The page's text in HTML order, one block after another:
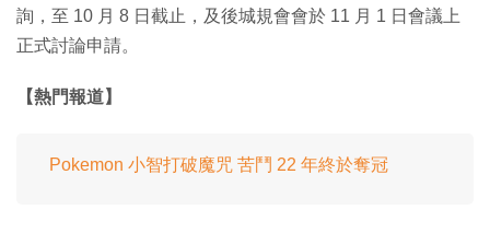
詢，至 10 月 8 日截止，及後城規會會於 11 月 1 日會議上
正式討論申請。
【熱門報道】
Pokemon 小智打破魔咒 苦鬥 22 年終於奪冠